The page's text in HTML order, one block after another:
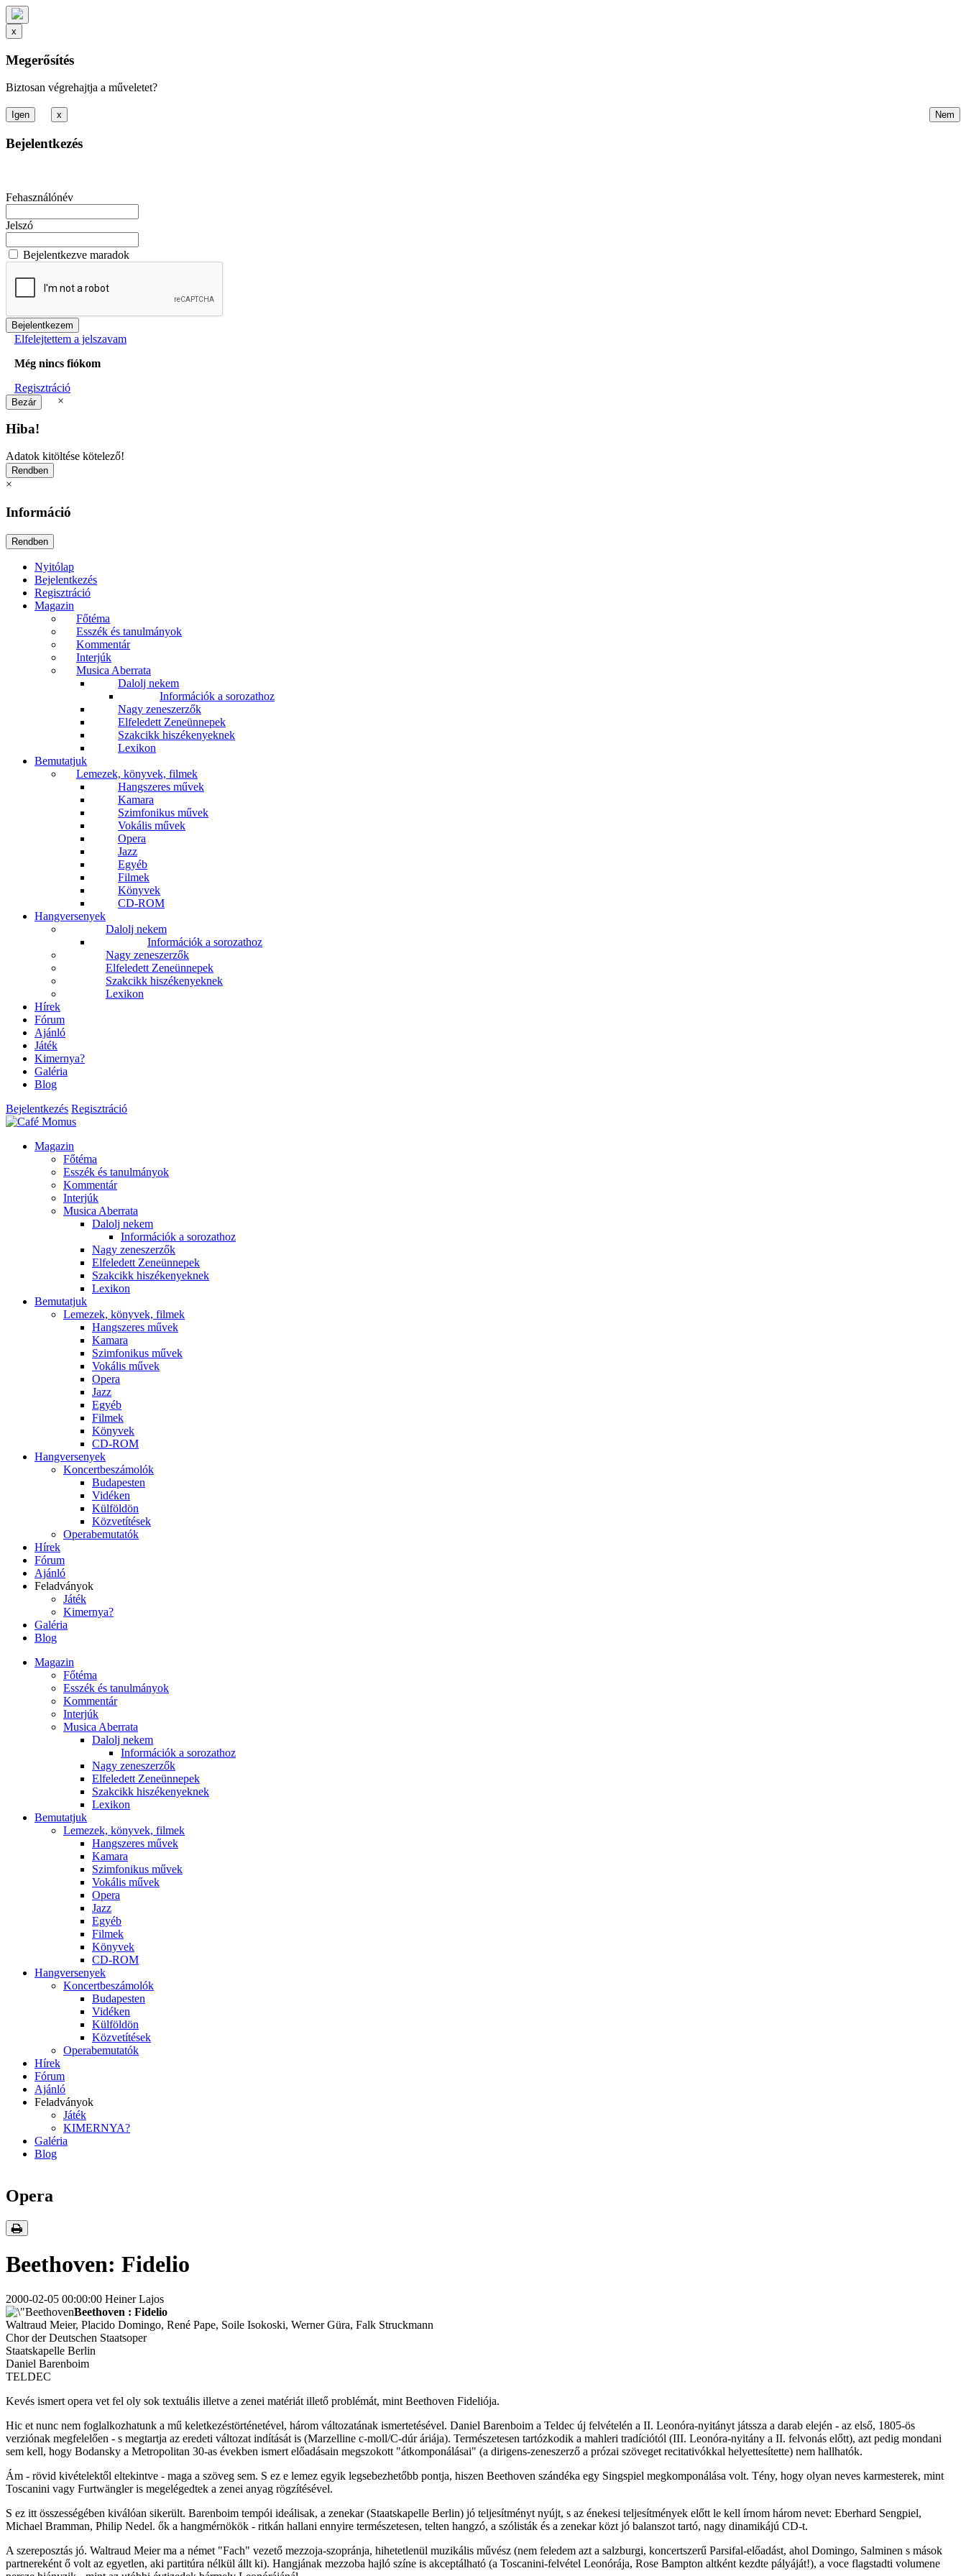
x
Megerősítés
Biztosan végrehajtja a műveletet?
x
Bejelentkezés
Fehasználónév
Jelszó
Bejelentkezve maradok
Elfelejtettem a jelszavam
Még nincs fiókom
Regisztráció
×
Hiba!
Adatok kitöltése kötelező!
×
Információ
Nyitólap
Bejelentkezés
Regisztráció
Magazin
Főtéma
Esszék és tanulmányok
Kommentár
Interjúk
Musica Aberrata
Dalolj nekem
Információk a sorozathoz
Nagy zeneszerzők
Elfeledett Zeneünnepek
Szakcikk hiszékenyeknek
Lexikon
Bemutatjuk
Lemezek, könyvek, filmek
Hangszeres művek
Kamara
Szimfonikus művek
Vokális művek
Opera
Jazz
Egyéb
Filmek
Könyvek
CD-ROM
Hangversenyek
Dalolj nekem
Információk a sorozathoz
Nagy zeneszerzők
Elfeledett Zeneünnepek
Szakcikk hiszékenyeknek
Lexikon
Hírek
Fórum
Ajánló
Játék
Kimernya?
Galéria
Blog
Bejelentkezés Regisztráció
Magazin
Főtéma
Esszék és tanulmányok
Kommentár
Interjúk
Musica Aberrata
Dalolj nekem
Információk a sorozathoz
Nagy zeneszerzők
Elfeledett Zeneünnepek
Szakcikk hiszékenyeknek
Lexikon
Bemutatjuk
Lemezek, könyvek, filmek
Hangszeres művek
Kamara
Szimfonikus művek
Vokális művek
Opera
Jazz
Egyéb
Filmek
Könyvek
CD-ROM
Hangversenyek
Koncertbeszámolók
Budapesten
Vidéken
Külföldön
Közvetítések
Operabemutatók
Hírek
Fórum
Ajánló
Feladványok
Játék
Kimernya?
Galéria
Blog
Magazin
Főtéma
Esszék és tanulmányok
Kommentár
Interjúk
Musica Aberrata
Dalolj nekem
Információk a sorozathoz
Nagy zeneszerzők
Elfeledett Zeneünnepek
Szakcikk hiszékenyeknek
Lexikon
Bemutatjuk
Lemezek, könyvek, filmek
Hangszeres művek
Kamara
Szimfonikus művek
Vokális művek
Opera
Jazz
Egyéb
Filmek
Könyvek
CD-ROM
Hangversenyek
Koncertbeszámolók
Budapesten
Vidéken
Külföldön
Közvetítések
Operabemutatók
Hírek
Fórum
Ajánló
Feladványok
Játék
KIMERNYA?
Galéria
Blog
Opera
Beethoven: Fidelio
2000-02-05 00:00:00 Heiner Lajos
Beethoven : Fidelio
Waltraud Meier, Placido Domingo, René Pape, Soile Isokoski, Werner Güra, Falk Struckmann
Chor der Deutschen Staatsoper
Staatskapelle Berlin
Daniel Barenboim
TELDEC
Kevés ismert opera vet fel oly sok textuális illetve a zenei matériát illető problémát, mint Beethoven Fideliója.
Hic et nunc nem foglalkozhatunk a mű keletkezéstörténetével, három változatának ismertetésével. Daniel Barenboim a Teldec új felvételén a II. Leonóra-nyitányt játssza a darab elején - az első, 1805-ös
verziónak megfelelően - s megtartja az eredeti változat indítását is (Marzelline c-moll/C-dúr áriája). Természetesen tartózkodik a mahleri tradíciótól (III. Leonóra-nyitány a II. felvonás előtt), azt pedig mondani
sem kell, hogy Bodansky a Metropolitan 30-as években ismert előadásain megszokott "átkomponálásai" (a dirigens-zeneszerző a prózai szöveget recitativókkal helyettesítette) nem hallhatók.
Ám - rövid kivételektől eltekintve - maga a szöveg sem. S ez e lemez egyik legsebezhetőbb pontja, hiszen Beethoven szándéka egy Singspiel megkomponálása volt. Tény, hogy olyan neves karmesterek, mint
Toscanini vagy Furtwängler is megelégedtek a zenei anyag rögzítésével.
S ez itt összességében kiválóan sikerült. Barenboim tempói ideálisak, a zenekar (Staatskapelle Berlin) jó teljesítményt nyújt, s az énekesi teljesítmények előtt le kell írnom három nevet: Eberhard Sengpiel,
Michael Bramman, Philip Nedel. ők a hangmérnökök - ritkán hallani ennyire természetesen, telten hangzó, a szólisták és a zenekar közt jó balanszot tartó, nagy dinamikájú CD-t.
A szereposztás jó. Waltraud Meier ma a német "Fach" vezető mezzoja-szopránja, hihetetlenül muzikális művész (nem feledem azt a salzburgi, koncertszerű Parsifal-előadást, ahol Domingo, Salminen s mások
partnereként ő volt az egyetlen, aki partitúra nélkül állt ki). Hangjának mezzoba hajló színe is akceptálható (a Toscanini-felvétel Leonórája, Rose Bampton altként kezdte pályáját!), a voce flagstadti volumene